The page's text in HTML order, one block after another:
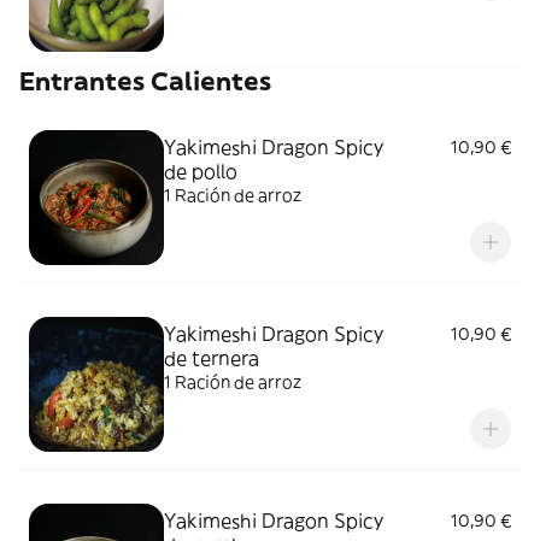
Entrantes Calientes
Yakimeshi Dragon Spicy
de pollo
10,90 €
1 Ración de arroz
Yakimeshi Dragon Spicy
de ternera
10,90 €
1 Ración de arroz
Yakimeshi Dragon Spicy
10,90 €